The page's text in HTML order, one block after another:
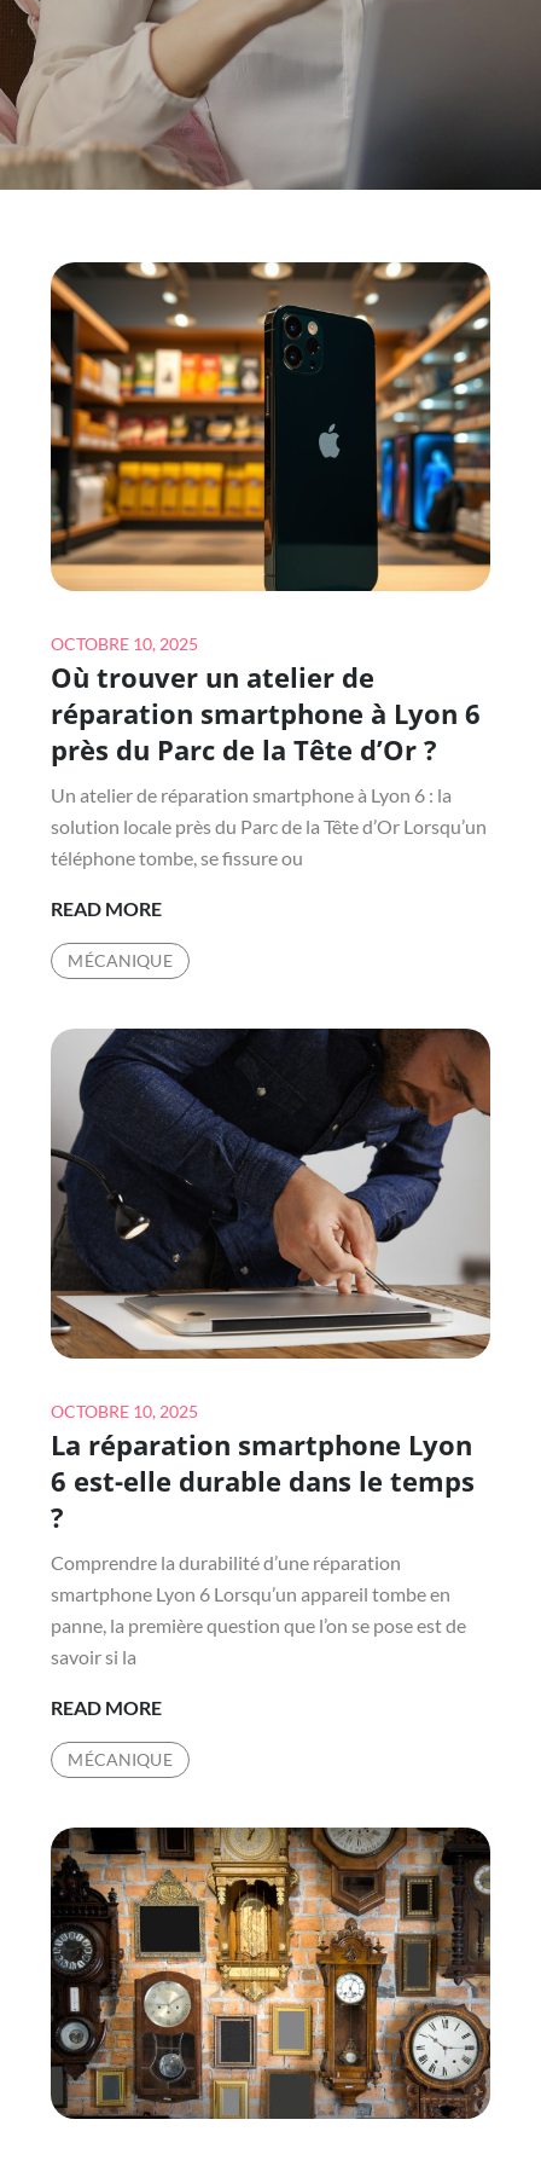
Posted
on
OCTOBRE 10, 2025
Où trouver un atelier de
réparation smartphone à Lyon 6
près du Parc de la Tête d’Or ?
Un atelier de réparation smartphone à Lyon 6 : la
solution locale près du Parc de la Tête d’Or Lorsqu’un
téléphone tombe, se fissure ou
READ MOREOÙ
TROUVER
UN
DE
RÉPARATION
SMARTPHONE
À
LYON
PRÈS
DU
PARC
DE
LA
D’OR
?
MÉCANIQUE
Posted
on
OCTOBRE 10, 2025
La réparation smartphone Lyon
6 est-elle durable dans le temps
?
Comprendre la durabilité d’une réparation
smartphone Lyon 6 Lorsqu’un appareil tombe en
panne, la première question que l’on se pose est de
savoir si la
READ MORELA
RÉPARATION
SMARTPHONE
6
EST-
ELLE
DURABLE
DANS
LE
TEMPS
?
MÉCANIQUE